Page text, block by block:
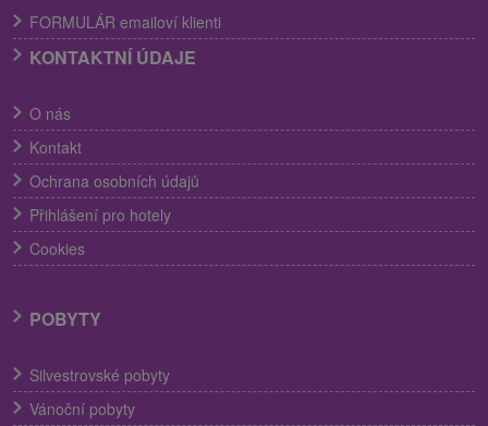
FORMULÁR emailoví klienti
KONTAKTNÍ ÚDAJE
O nás
Kontakt
Ochrana osobních údajů
Přihlášení pro hotely
Cookies
POBYTY
Silvestrovské pobyty
Vánoční pobyty